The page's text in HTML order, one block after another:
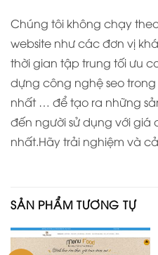
Chúng tôi không chạy
website như các đơn vị
thời gian tập trung tối ưu
dựng công nghệ seo
nhất … để tạo ra những
đến người sử dụng với giá
nhất.Hãy trải nghiệm và
SẢN PHẨM TƯƠNG TỰ